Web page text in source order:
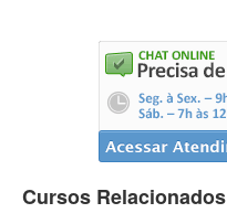
Cursos Relacionados